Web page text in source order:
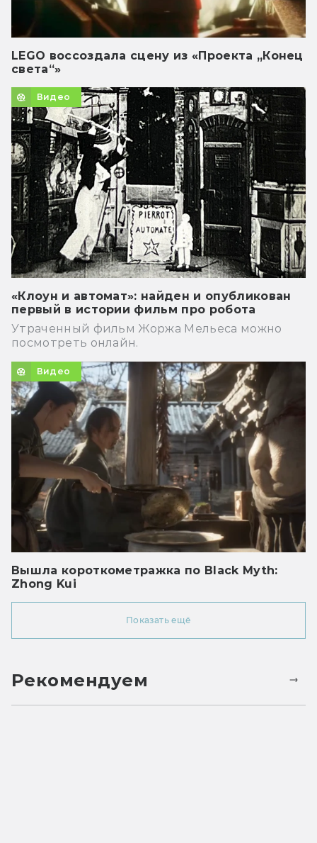
LEGO воссоздала сцену из «Проекта „Конец
света“»
Видео
«Клоун и автомат»: найден и опубликован
первый в истории фильм про робота
Утраченный фильм Жоржа Мельеса можно
посмотреть онлайн.
Видео
Вышла короткометражка по Black Myth:
Zhong Kui
Показать ещё
Рекомендуем